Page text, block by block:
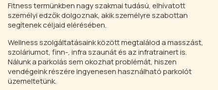
Fitness termünkben nagy szakmai tudású, elhívatott
személyi edzők dolgoznak, akik személyre szabottan
segítenek céljaid elérésében.
Wellness szolgáltatásaink között megtalálod a masszást,
szoláriumot, finn-, infra szaunát és az infratrainert is.
Nálunk a parkolás sem okozhat problémát, hiszen
vendégeink részére ingyenesen használható parkolót
üzemeltetünk.